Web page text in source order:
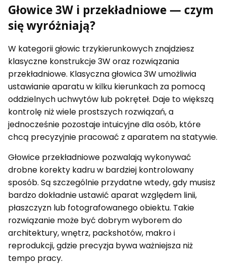
Głowice 3W i przekładniowe — czym
się wyróżniają?
W kategorii głowic trzykierunkowych znajdziesz
klasyczne konstrukcje 3W oraz rozwiązania
przekładniowe. Klasyczna głowica 3W umożliwia
ustawianie aparatu w kilku kierunkach za pomocą
oddzielnych uchwytów lub pokręteł. Daje to większą
kontrolę niż wiele prostszych rozwiązań, a
jednocześnie pozostaje intuicyjne dla osób, które
chcą precyzyjnie pracować z aparatem na statywie.
Głowice przekładniowe pozwalają wykonywać
drobne korekty kadru w bardziej kontrolowany
sposób. Są szczególnie przydatne wtedy, gdy musisz
bardzo dokładnie ustawić aparat względem linii,
płaszczyzn lub fotografowanego obiektu. Takie
rozwiązanie może być dobrym wyborem do
architektury, wnętrz, packshotów, makro i
reprodukcji, gdzie precyzja bywa ważniejsza niż
tempo pracy.